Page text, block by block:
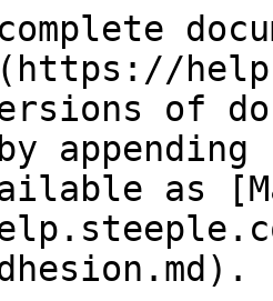
of
as